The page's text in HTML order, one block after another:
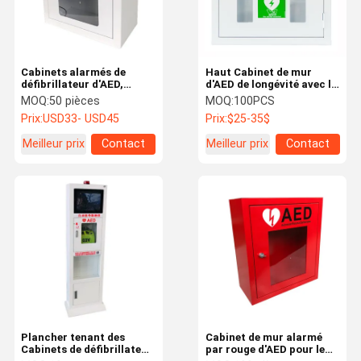
Maison
Haut Cabinet de mur
d'AED de longévité avec le
système d'alarme
380x380x200mm
MOQ:100PCS
Prix:$25-35$
Meilleur prix
Contact
Cabinets alarmés de
défibrillateur d'AED,
Cabinets externes fixés
au mur de défibrillateur
MOQ:50 pièces
Prix:USD33- USD45
Meilleur prix
Contact
Cabinet de mur alarmé
par rouge d'AED pour le
Plancher tenant des
Cabinets de défibrillateur